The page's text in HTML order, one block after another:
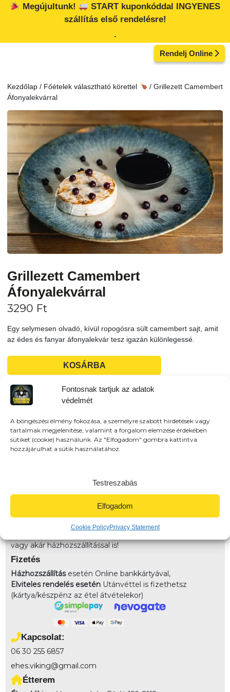
Fontosnak tartjuk az adatok
védelmét
A böngészési élmény fokozása, a személyre szabott hirdetések vagy
tartalmak megjelenítése, valamint a forgalom elemzése érdekében
sütiket (cookie) használunk. Az "Elfogadom" gombra kattintva
hozzájárulhat a sütik használatához.
Elfogadom
Testreszabás
Cookie PolicyPrivacy Statement
Kilépés Megújultunk!
START kuponkóddal INGYENES
szállítás első rendelésre!
.
Rendelj Online
Kezdőlap / Főételek választható körettel
/ Grillezett Camembert
Áfonyalekvárral
Grillezett Camembert
Áfonyalekvárral
3290 Ft
Egy selymesen olvadó, kívül ropogósra sült camembert sajt, amit
az édes és fanyar áfonyalekvár tesz igazán különlegessé.
KOSÁRBA
Tovább a teljes étlaphoz >
házhozszálítunk! 3km-es körzetben: 790Ft (Veresegyház
területe) 3-4km-közt: 990 (Veresegyház távoli pontja)
4km felett: 1490 (Környező települések) 7km-10km-ig:
2490
vagy akár házhozszállítással is!
Fizetés
Házhozszállításesetén Online bankkártyával,
Elviteles rendelés esetén Utánvéttel is fizethetsz
(kártya/készpénz az étel átvételekor)
Kapcsolat:
06 30 255 6857
ehes.viking@gmail.com
Étterem